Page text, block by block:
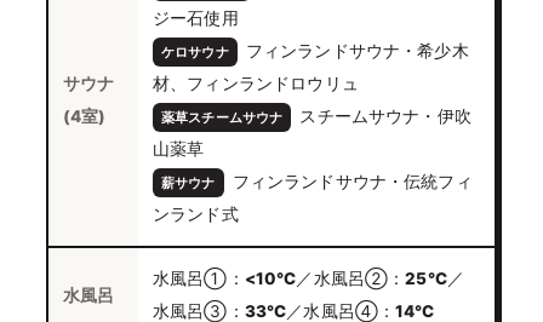
サウナ
(4室)
ジー石使用
ケロサウナ
フィンランドサウナ・希少木
材、フィンランドロウリュ
薬草スチームサウナ
スチームサウナ・伊吹
山薬草
薪サウナ
フィンランドサウナ・伝統フィ
ンランド式
水風呂
水風呂①： <10℃／水風呂②：25℃／
水風呂③： 33℃／水風呂④：14℃